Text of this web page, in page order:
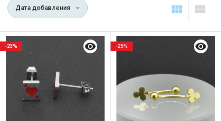
Дата добавления
-23% -25%